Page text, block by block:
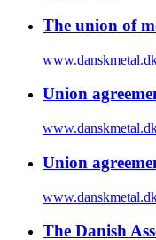
The union of
Union
Union
The Danish